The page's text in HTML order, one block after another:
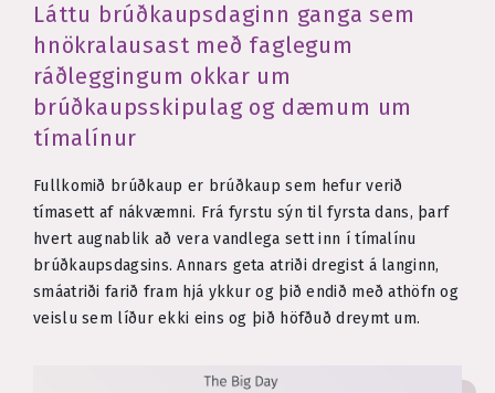
Láttu brúðkaupsdaginn ganga sem
hnökralausast með faglegum
ráðleggingum okkar um
brúðkaupsskipulag og dæmum um
tímalínur
Fullkomið brúðkaup er brúðkaup sem hefur verið
tímasett af nákvæmni. Frá fyrstu sýn til fyrsta dans, þarf
hvert augnablik að vera vandlega sett inn í tímalínu
brúðkaupsdagsins. Annars geta atriði dregist á langinn,
smáatriði farið fram hjá ykkur og þið endið með athöfn og
veislu sem líður ekki eins og þið höfðuð dreymt um.